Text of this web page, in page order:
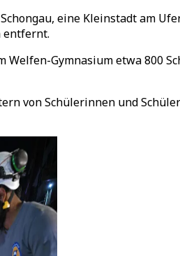
eine Kleinstadt am
entfernt.
Welfen-Gymnasium etwa 800
von Schülerinnen und